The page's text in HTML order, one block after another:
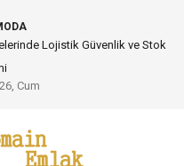
İçin Profesyonel Destek
Cum